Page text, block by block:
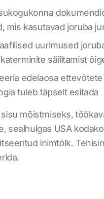
mis kasutavad joruba
uurimused
säilitamist
edelaosa
tuleb täpselt esitada
mõistmiseks,
sealhulgas USA
inimtõlk.